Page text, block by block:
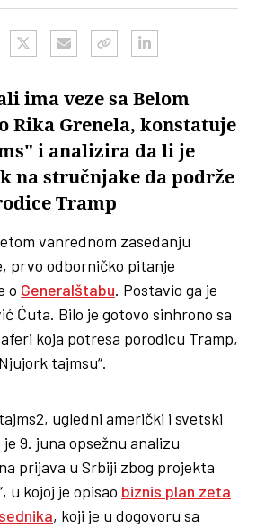
ima veze sa Belom
Rika Grenela, konstatuje
i analizira da li je
na stručnjake da podrže
Tramp
vanrednom zasedanju
prvo odborničko pitanje
o Generalštabu. Postavio ga je
Ćuta. Bilo je gotovo sinhrono sa
koja potresa porodicu Tramp,
tajmsu“.
ugledni američki i svetski
9. juna opsežnu analizu
prijava u Srbiji zbog projekta
u kojoj je opisao biznis plan zeta
, koji je u dogovoru sa